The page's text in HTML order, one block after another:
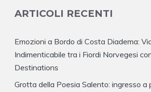
ARTICOLI RECENTI
Emozioni a Bordo di Costa Diadema:
Indimenticabile tra i Fiordi Norvegesi
Destinations
Grotta della Poesia Salento: ingresso a